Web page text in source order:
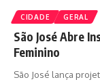
CIDADE GERAL
São José Abre
Feminino
São José lança